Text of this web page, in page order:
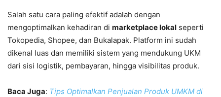
Salah satu cara paling efektif adalah dengan
mengoptimalkan kehadiran di marketplace lokal seperti
Tokopedia, Shopee, dan Bukalapak. Platform ini sudah
dikenal luas dan memiliki sistem yang mendukung UKM
dari sisi logistik, pembayaran, hingga visibilitas produk.
Baca Juga: Tips Optimalkan Penjualan Produk UMKM di